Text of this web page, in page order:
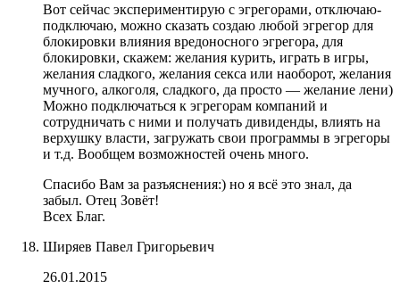
Вот сейчас экспериментирую с эгрегорами, отключаю-
подключаю, можно сказать создаю любой эгрегор для
блокировки влияния вредоносного эгрегора, для
блокировки, скажем: желания курить, играть в игры,
желания сладкого, желания секса или наоборот, желания
мучного, алкоголя, сладкого, да просто — желание лени)
Можно подключаться к эгрегорам компаний и
сотрудничать с ними и получать дивиденды, влиять на
верхушку власти, загружать свои программы в эгрегоры
и т.д. Вообщем возможностей очень много.
Спасибо Вам за разъяснения:) но я всё это знал, да
забыл. Отец Зовёт!
Всех Благ.
Ширяев Павел Григорьевич
26.01.2015